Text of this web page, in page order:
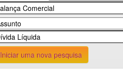
Iniciar uma nova pesquisa